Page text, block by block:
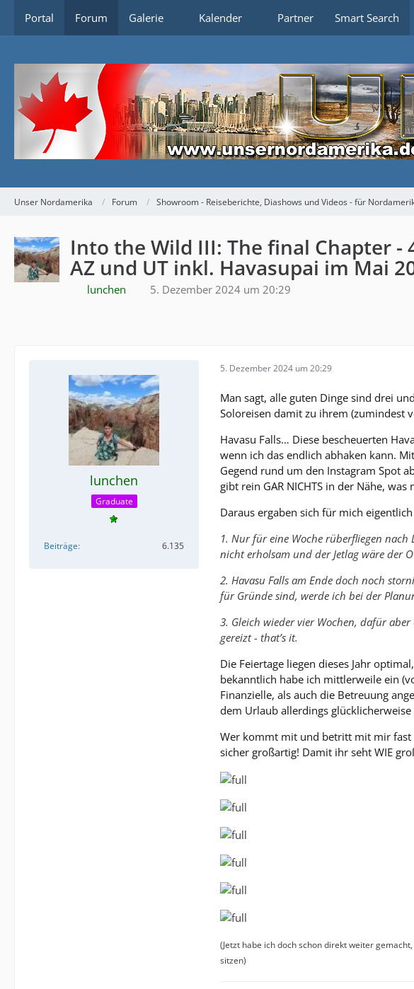
Portal Forum Galerie Kalender Partner Smart Search
Unser Nordamerika Forum Showroom - Reiseberichte, Diashows und Videos - für
Into the Wild III: The final Chapter -
AZ und UT inkl. Havasupai im Mai
lunchen 5. Dezember 2024 um 20:29
lunchen
Graduate
Beiträge 6.135
5. Dezember 2024 um 20:29
Man sagt, alle guten Dinge sind drei
Soloreisen damit zu ihrem (zumindest
Havasu Falls… Diese bescheuerten
wenn ich das endlich abhaken kann.
Gegend rund um den Instagram Spot
gibt rein GAR NICHTS in der Nähe,
Daraus ergaben sich für mich
1. Nur für eine Woche rüberfliegen nach
nicht erholsam und der Jetlag wäre der
2. Havasu Falls am Ende doch noch
für Gründe sind, werde ich bei der
3. Gleich wieder vier Wochen, dafür
gereizt - that’s it.
Die Feiertage liegen dieses Jahr
bekanntlich habe ich mittlerweile ein
Finanzielle, als auch die Betreuung
dem Urlaub allerdings
Wer kommt mit und betritt mit mir fast
sicher großartig! Damit ihr seht WIE
(Jetzt habe ich doch schon direkt weiter
sitzen)